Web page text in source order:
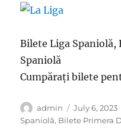
Bilete Liga
Spaniolă
Cumpărați bilete
Author
admin
Posted
on
July 6, 2023
Spaniolă, Bilete Primera